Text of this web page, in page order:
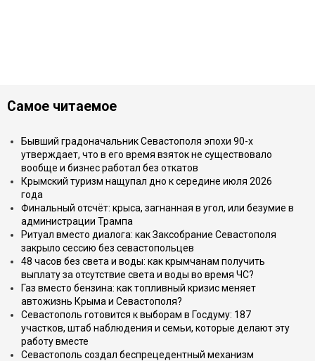
Самое читаемое
Бывший градоначальник Севастополя эпохи 90-х
утверждает, что в его время взяток не существовало
вообще и бизнес работал без откатов
Крымский туризм нащупал дно к середине июля 2026
года
Финальный отсчёт: крыса, загнанная в угол, или безумие в
администрации Трампа
Ритуал вместо диалога: как Заксобрание Севастополя
закрыло сессию без севастопольцев
48 часов без света и воды: как крымчанам получить
выплату за отсутствие света и воды во время ЧС?
Газ вместо бензина: как топливный кризис меняет
автожизнь Крыма и Севастополя?
Севастополь готовится к выборам в Госдуму: 187
участков, штаб наблюдения и семьи, которые делают эту
работу вместе
Севастополь создал беспрецедентный механизм